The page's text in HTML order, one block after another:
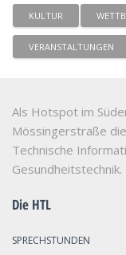
KULTUR
VERANSTALTUNGEN
Als Hotspot im
Mössingerstraße
Technische
Gesundheitstechnik.
Die HTL
SPRECHSTUNDEN